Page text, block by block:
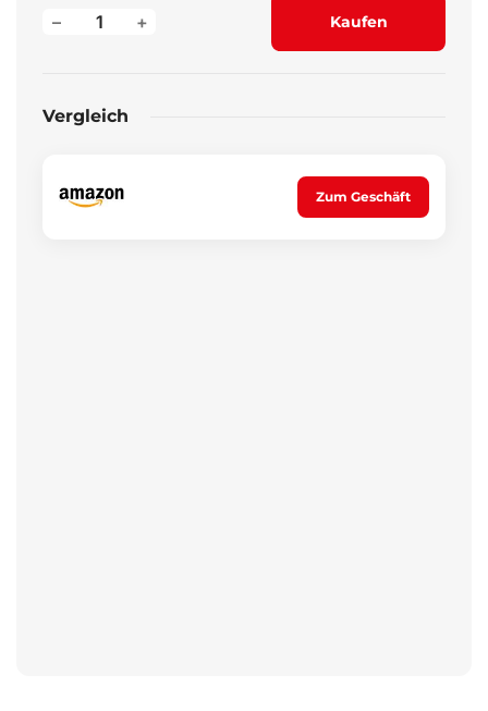
+
– Kaufen
Vergleich
Zum Geschäft